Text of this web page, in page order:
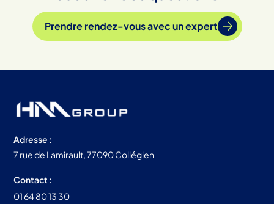
€ et 14 000 € TTC pour une installation entre 3
et 9 kWc, aides déduites. Ce coût dépend du
matériel, du type de pose, des options
Prendre rendez-vous avec un expert
Adresse :
7 rue de Lamirault, 77090 Collégien
Contact :
01 64 80 13 30